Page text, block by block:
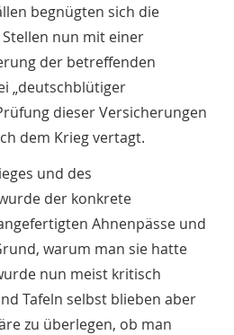
begnügten sich die
nun mit einer
der betreffenden
„deutschblütiger
dieser Versicherungen
dem Krieg vertagt.
und des
der konkrete
Ahnenpässe und
warum man sie hatte
nun meist kritisch
Tafeln selbst blieben aber
zu überlegen, ob man